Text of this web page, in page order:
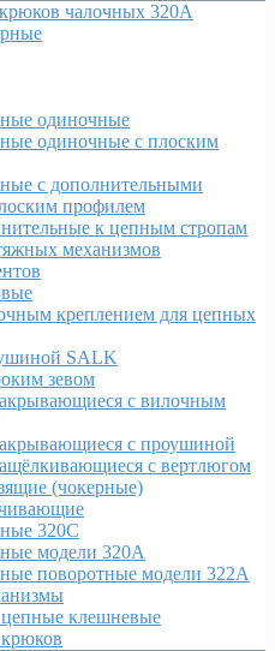
чалочных 320А
одиночные
одиночные c плоским
с дополнительными
профилем
к цепным стропам
механизмов
креплением для цепных
SALK
зевом
с вилочным
с проушиной
с вертлюгом
(чокерные)
320C
модели 320А
поворотные модели 322А
цепные клешневые